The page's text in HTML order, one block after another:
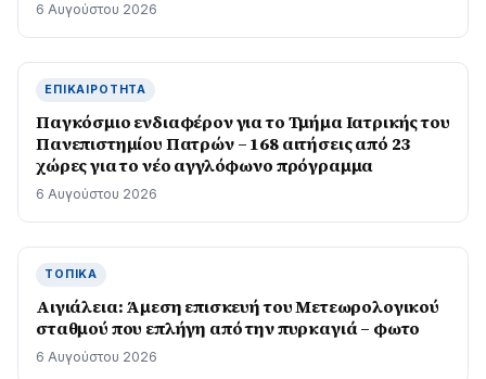
6 Αυγούστου 2026
ΕΠΙΚΑΙΡΌΤΗΤΑ
Παγκόσμιο ενδιαφέρον για το Τμήμα Ιατρικής του
Πανεπιστημίου Πατρών – 168 αιτήσεις από 23
χώρες για το νέο αγγλόφωνο πρόγραμμα
6 Αυγούστου 2026
ΤΟΠΙΚΆ
Αιγιάλεια: Άμεση επισκευή του Μετεωρολογικού
σταθμού που επλήγη από την πυρκαγιά – φωτο
6 Αυγούστου 2026